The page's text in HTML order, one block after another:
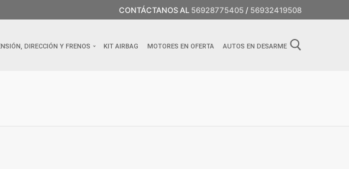
CONTÁCTANOS AL 56928775405 / 56932419508
DIRECCIÓN Y FRENOS KIT AIRBAG MOTORES EN OFERTA AUTOS EN DESARME